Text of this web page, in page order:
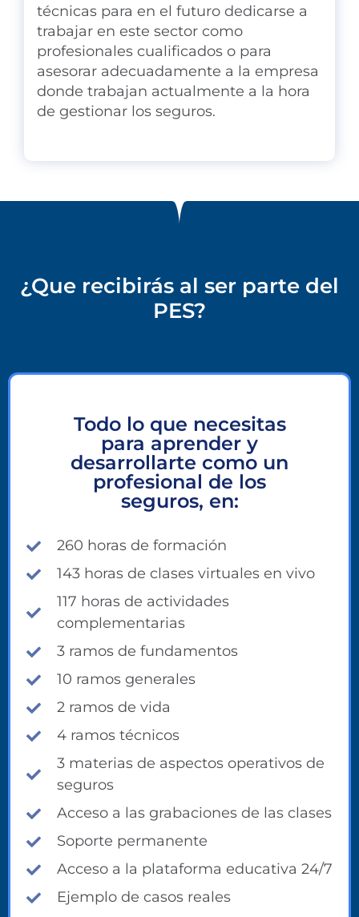
técnicas para en el futuro dedicarse a
trabajar en este sector como
profesionales cualificados o para
asesorar adecuadamente a la empresa
donde trabajan actualmente a la hora
de gestionar los seguros.
¿Que recibirás al ser parte del
PES?
Todo lo que necesitas
para aprender y
desarrollarte como un
profesional de los
seguros, en:
260 horas de formación
143 horas de clases virtuales en vivo
117 horas de actividades
complementarias
3 ramos de fundamentos
10 ramos generales
2 ramos de vida
4 ramos técnicos
3 materias de aspectos operativos de
seguros
Acceso a las grabaciones de las clases
Soporte permanente
Acceso a la plataforma educativa 24/7
Ejemplo de casos reales